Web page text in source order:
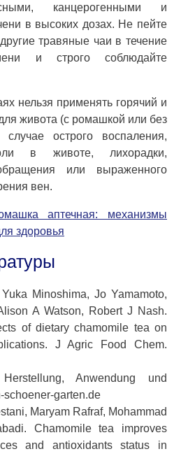
канцерогенными и
в высоких дозах. Не пейте
травяные чаи в течение
и строго соблюдайте
нельзя применять горячий и
живота (с ромашкой или без
острого воспаления,
в животе, лихорадки,
или выраженного
вен.
аптечная: механизмы
здоровья
Minoshima, Jo Yamamoto,
A Watson, Robert J Nash.
of dietary chamomile tea on
J Agric Food Chem.
Herstellung, Anwendung und
schoener-garten.de
Maryam Rafraf, Mohammad
Chamomile tea improves
and antioxidants status in